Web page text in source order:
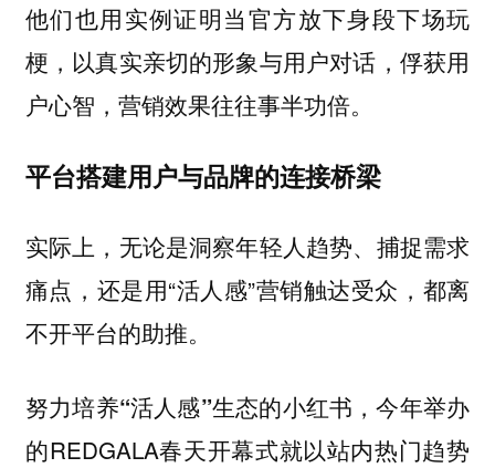
他们也用实例证明当官方放下身段下场玩
梗，以真实亲切的形象与用户对话，俘获用
户心智，营销效果往往事半功倍。
平台搭建用户与品牌的连接桥梁
实际上，无论是洞察年轻人趋势、捕捉需求
痛点，还是用“活人感”营销触达受众，都离
不开平台的助推。
努力培养“活人感”生态的小红书，今年举办
的REDGALA春天开幕式就以站内热门趋势